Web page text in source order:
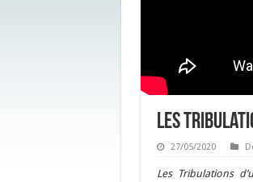
Les
27/05/2020
Les Tribulations